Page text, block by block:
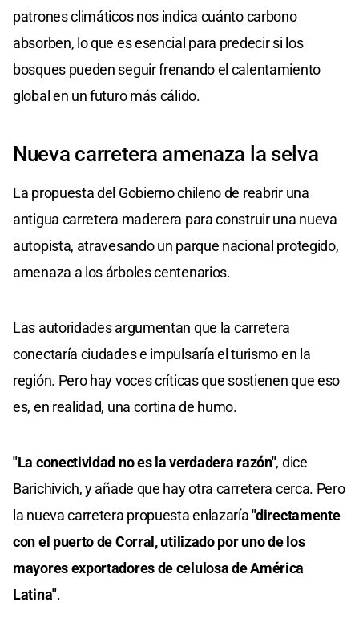
patrones climáticos nos indica cuánto carbono
absorben, lo que es esencial para predecir si los
bosques pueden seguir frenando el calentamiento
global en un futuro más cálido.
Nueva carretera amenaza la selva
La propuesta del Gobierno chileno de reabrir una
antigua carretera maderera para construir una nueva
autopista, atravesando un parque nacional protegido,
amenaza a los árboles centenarios.
Las autoridades argumentan que la carretera
conectaría ciudades e impulsaría el turismo en la
región. Pero hay voces críticas que sostienen que eso
es, en realidad, una cortina de humo.
"La conectividad no es la verdadera razón", dice
Barichivich, y añade que hay otra carretera cerca. Pero
la nueva carretera propuesta enlazaría"directamente
con el puerto de Corral, utilizado por uno de los
mayores exportadores de celulosa de América
Latina".